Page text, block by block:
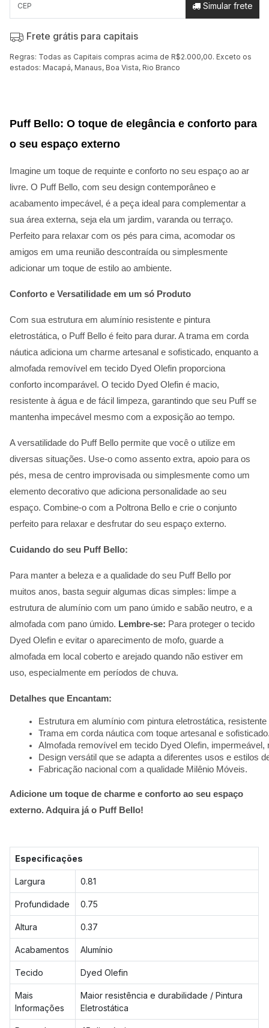
Simular frete
Frete grátis para capitais
Regras: Todas as Capitais compras acima de R$2.000,00. Exceto os
estados: Macapá, Manaus, Boa Vista, Rio Branco
Puff Bello: O toque de elegância e conforto para
o seu espaço externo
Imagine um toque de requinte e conforto no seu espaço ao ar
livre. O Puff Bello, com seu design contemporâneo e
acabamento impecável, é a peça ideal para complementar a
sua área externa, seja ela um jardim, varanda ou terraço.
Perfeito para relaxar com os pés para cima, acomodar os
amigos em uma reunião descontraída ou simplesmente
adicionar um toque de estilo ao ambiente.
Conforto e Versatilidade em um só Produto
Com sua estrutura em alumínio resistente e pintura
eletrostática, o Puff Bello é feito para durar. A trama em corda
náutica adiciona um charme artesanal e sofisticado, enquanto a
almofada removível em tecido Dyed Olefin proporciona
conforto incomparável. O tecido Dyed Olefin é macio,
resistente à água e de fácil limpeza, garantindo que seu Puff se
mantenha impecável mesmo com a exposição ao tempo.
A versatilidade do Puff Bello permite que você o utilize em
diversas situações. Use-o como assento extra, apoio para os
pés, mesa de centro improvisada ou simplesmente como um
elemento decorativo que adiciona personalidade ao seu
espaço. Combine-o com a Poltrona Bello e crie o conjunto
perfeito para relaxar e desfrutar do seu espaço externo.
Cuidando do seu Puff Bello:
Para manter a beleza e a qualidade do seu Puff Bello por
muitos anos, basta seguir algumas dicas simples: limpe a
estrutura de alumínio com um pano úmido e sabão neutro, e a
almofada com pano úmido. Lembre-se: Para proteger o tecido
Dyed Olefin e evitar o aparecimento de mofo, guarde a
almofada em local coberto e arejado quando não estiver em
uso, especialmente em períodos de chuva.
Detalhes que Encantam:
Estrutura em alumínio com pintura eletrostática, resistente
Trama em corda náutica com toque artesanal e
Almofada removível em tecido Dyed Olefin, impermeável,
Design versátil que se adapta a diferentes usos e estilos
Fabricação nacional com a qualidade Milênio Móveis.
Adicione um toque de charme e conforto ao seu espaço
externo. Adquira já o Puff Bello!
Especificações
Largura 0.81
Profundidade 0.75
Altura 0.37
Acabamentos Alumínio
Tecido Dyed Olefin
Mais
Informações
Maior resistência e durabilidade / Pintura
Eletrostática